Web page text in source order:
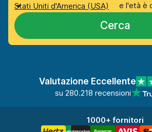
Stati Uniti d'America (USA)
e l'età è
Cerca
Valutazione Eccellente
su 280.218 recensioni
1000+ fornitori